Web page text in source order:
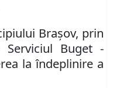
Braşov, prin
Serviciul Buget -
la îndeplinire a